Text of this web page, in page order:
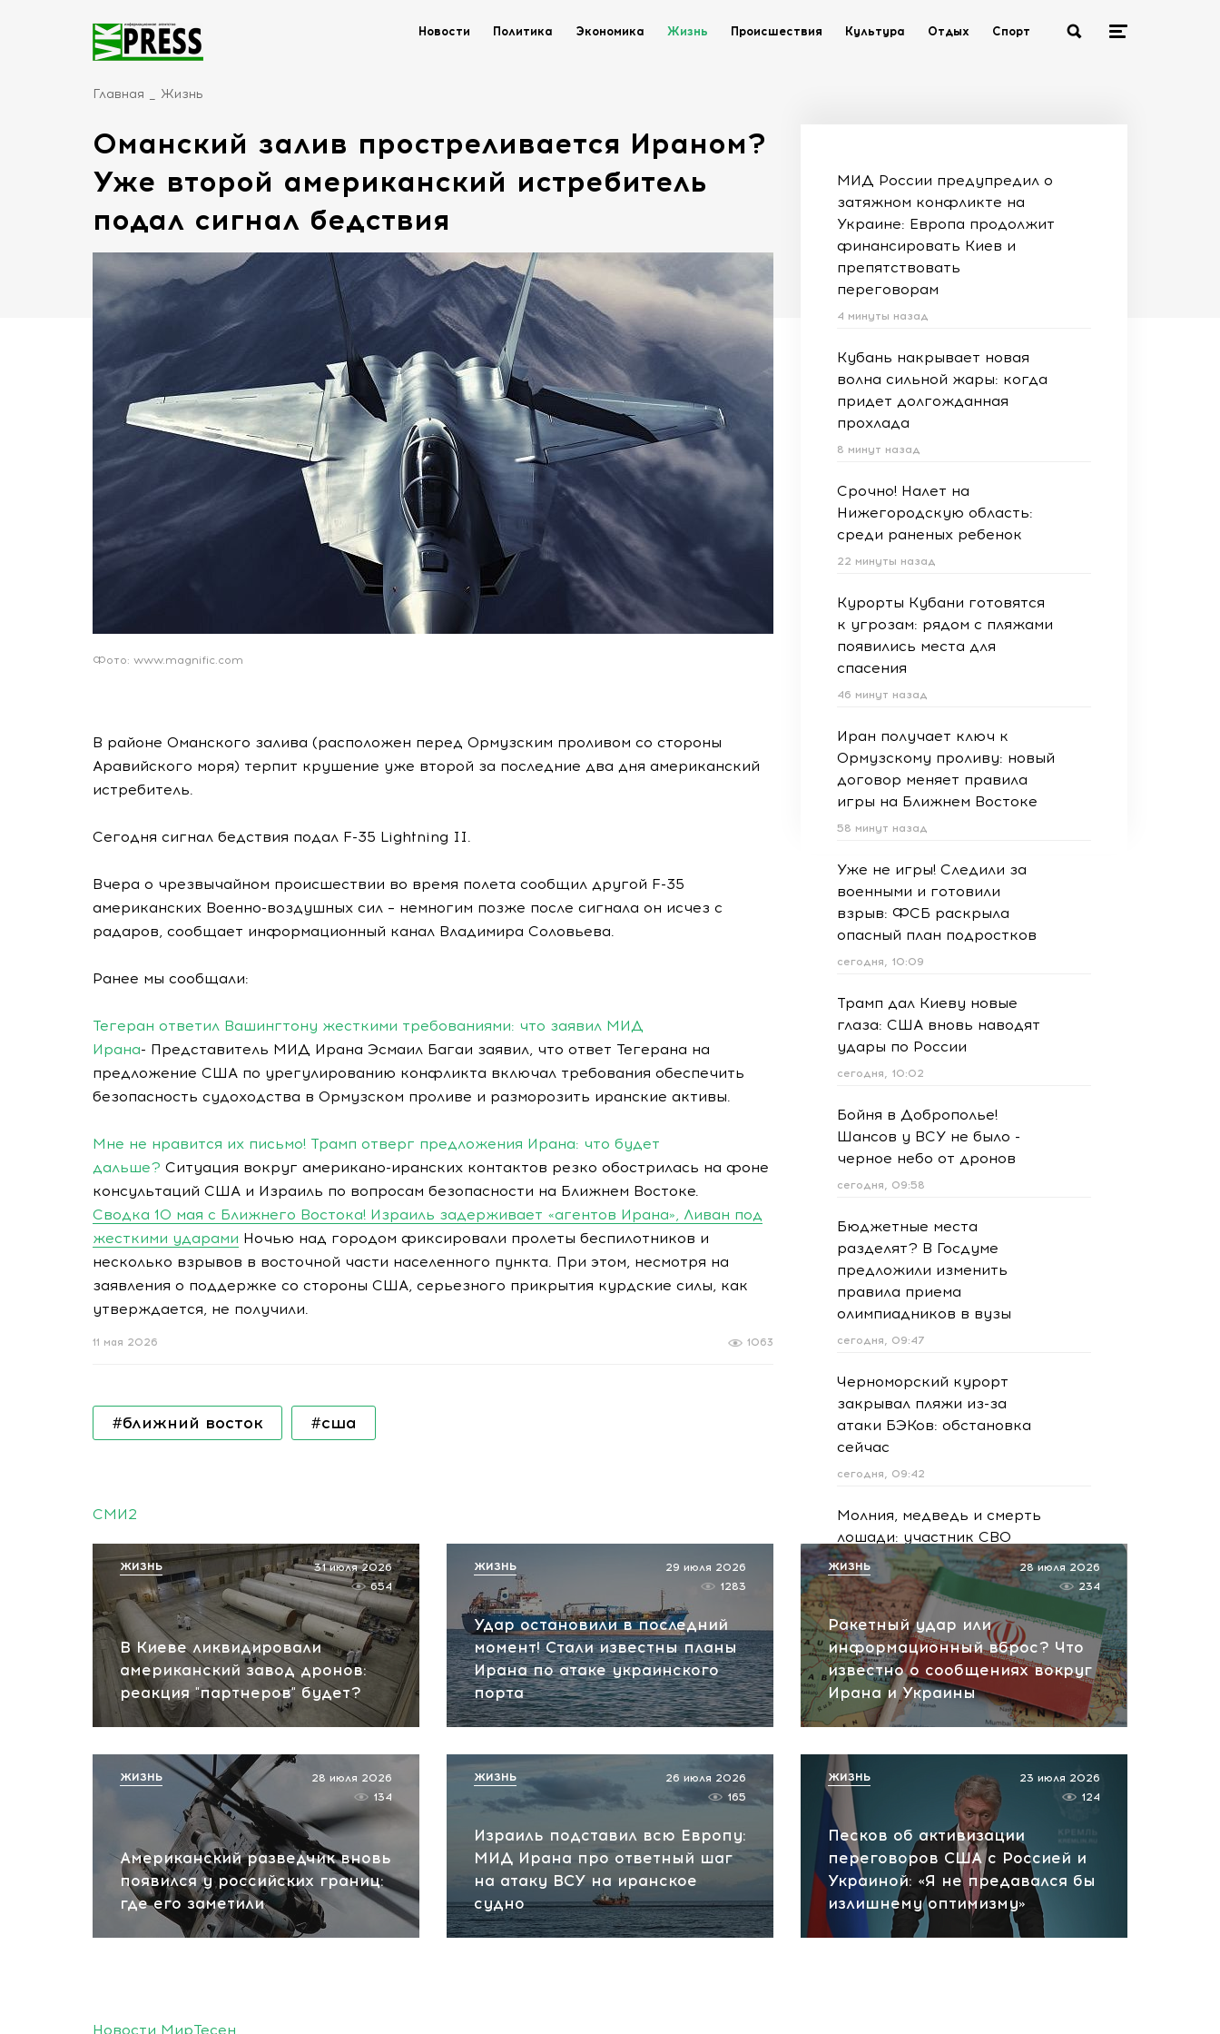
Новости Политика Экономика Жизнь Происшествия Культура Отдых Спорт
Главная Жизнь
Оманский залив простреливается Ираном?
Уже второй американский истребитель
подал сигнал бедствия
Фото: www.magnific.com
В районе Оманского залива (расположен перед Ормузским проливом со стороны
Аравийского моря) терпит крушение уже второй за последние два дня американский
истребитель.
Сегодня сигнал бедствия подал F-35 Lightning II.
Вчера о чрезвычайном происшествии во время полета сообщил другой F-35
американских Военно-воздушных сил – немногим позже после сигнала он исчез с
радаров, сообщает информационный канал Владимира Соловьева.
Ранее мы сообщали:
Тегеран ответил Вашингтону жесткими требованиями: что заявил МИД
Ирана- Представитель МИД Ирана Эсмаил Багаи заявил, что ответ Тегерана на
предложение США по урегулированию конфликта включал требования обеспечить
безопасность судоходства в Ормузском проливе и разморозить иранские активы.
Мне не нравится их письмо! Трамп отверг предложения Ирана: что будет
дальше? Ситуация вокруг американо-иранских контактов резко обострилась на фоне
консультаций США и Израиль по вопросам безопасности на Ближнем Востоке.
Сводка 10 мая с Ближнего Востока! Израиль задерживает «агентов Ирана», Ливан под
жесткими ударами Ночью над городом фиксировали пролеты беспилотников и
несколько взрывов в восточной части населенного пункта. При этом, несмотря на
заявления о поддержке со стороны США, серьезного прикрытия курдские силы, как
утверждается, не получили.
1063
11 мая 2026
#ближний восток #сша
МИД России предупредил о
затяжном конфликте на
Украине: Европа продолжит
финансировать Киев и
препятствовать
переговорам
4 минуты назад
Кубань накрывает новая
волна сильной жары: когда
придет долгожданная
прохлада
8 минут назад
Срочно! Налет на
Нижегородскую область:
среди раненых ребенок
22 минуты назад
Курорты Кубани готовятся
к угрозам: рядом с пляжами
появились места для
спасения
46 минут назад
Иран получает ключ к
Ормузскому проливу: новый
договор меняет правила
игры на Ближнем Востоке
58 минут назад
Уже не игры! Следили за
военными и готовили
взрыв: ФСБ раскрыла
опасный план подростков
сегодня, 10:09
Трамп дал Киеву новые
глаза: США вновь наводят
удары по России
сегодня, 10:02
Бойня в Доброполье!
Шансов у ВСУ не было -
черное небо от дронов
сегодня, 09:58
Бюджетные места
разделят? В Госдуме
предложили изменить
правила приема
олимпиадников в вузы
сегодня, 09:47
Черноморский курорт
закрывал пляжи из-за
атаки БЭКов: обстановка
сейчас
сегодня, 09:42
Молния, медведь и смерть
лошади: участник СВО
чудом выжил в горах Алтая
сегодня, 08:59
Сейчас! Попадание БПЛА в
склад ВБ: в Тверской
области загорелся
логистический центр
сегодня, 08:51
СМИ2
В Киеве ликвидировали
американский завод дронов:
реакция "партнеров" будет?
31 июля 2026
654
ЖИЗНЬ
Удар остановили в последний
момент! Стали известны планы
Ирана по атаке украинского
порта
29 июля 2026
1283
ЖИЗНЬ
Ракетный удар или
информационный вброс? Что
известно о сообщениях вокруг
Ирана и Украины
28 июля 2026
234
ЖИЗНЬ
Американский разведчик вновь
появился у российских границ:
где его заметили
28 июля 2026
134
ЖИЗНЬ
Израиль подставил всю Европу:
МИД Ирана про ответный шаг
на атаку ВСУ на иранское
судно
26 июля 2026
165
ЖИЗНЬ
Песков об активизации
переговоров США с Россией и
Украиной: «Я не предавался бы
излишнему оптимизму»
23 июля 2026
124
ЖИЗНЬ
Новости МирТесен